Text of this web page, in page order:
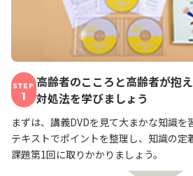
STEP
1
高齢者のこころと高齢者が抱
対処法を学びましょう
まずは、講義DVDを見て大まかな知識を
テキストでポイントを整理し、知識の定
課題第1回に取りかかりましょう。